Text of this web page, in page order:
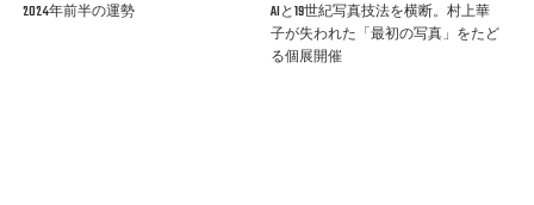
2024年前半の運勢
AIと19世紀写真技法を横断。村上華
子が失われた「最初の写真」をたど
る個展開催